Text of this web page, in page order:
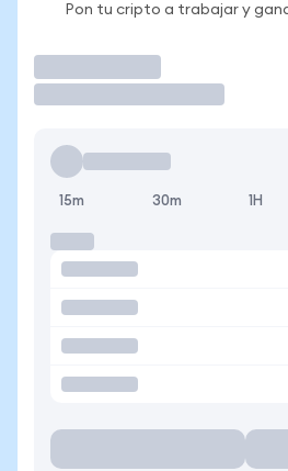
Pon tu cripto a trabajar y
15m 30m 1H